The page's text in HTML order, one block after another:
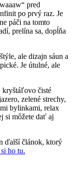
pred
po prvý raz. Je
páči na tomto
prelína sa, dopĺňa
ale dizajn sáun a
Je útulné, ale
kryštáľovo čisté
zelené strechy,
bylinkami, relax
si môžete dať aj
ďalší článok, ktorý
ho tu.